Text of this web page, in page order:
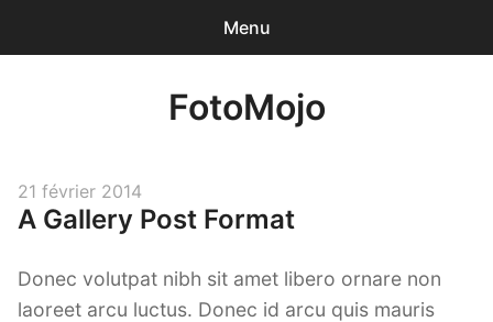
Menu
Photographe de Mariage
Drone de loisir
NanoJPG Pro
FotoMojo
Posted
on
21 février 2014
A Gallery Post Format
Donec volutpat nibh sit amet libero ornare non
laoreet arcu luctus. Donec id arcu quis mauris